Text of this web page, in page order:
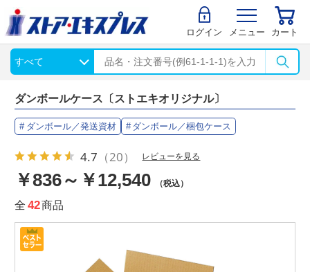
ログイン メニュー カート
ダンボールケース〔ストエキオリジナル〕
ダンボール／発送資材 ダンボール／梱包ケース
4.7 （20） レビューを見る
￥836～￥12,540 （税込）
全 42商品